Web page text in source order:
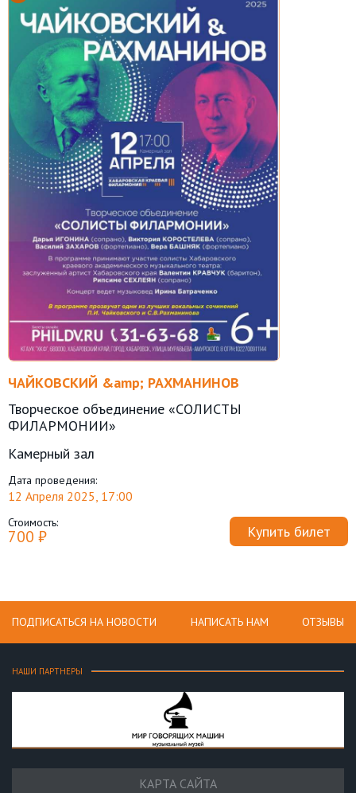
ЧАЙКОВСКИЙ &amp; РАХМАНИНОВ
Творческое объединение «СОЛИСТЫ
ФИЛАРМОНИИ»
Камерный зал
Дата проведения:
12 Апреля 2025, 17:00
Стоимость:
700 ₽ Купить билет
ПОДПИСАТЬСЯ НА НОВОСТИ НАПИСАТЬ НАМ ОТЗЫВЫ
НАШИ ПАРТНЕРЫ
КАРТА САЙТА